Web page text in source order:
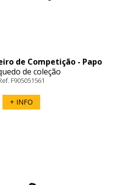
de Competição - Papo
de coleção
F905051561
+ INFO